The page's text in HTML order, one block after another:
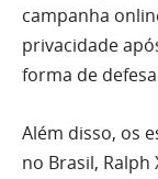
campanha
privacidade
forma de
Além disso, os
no Brasil,